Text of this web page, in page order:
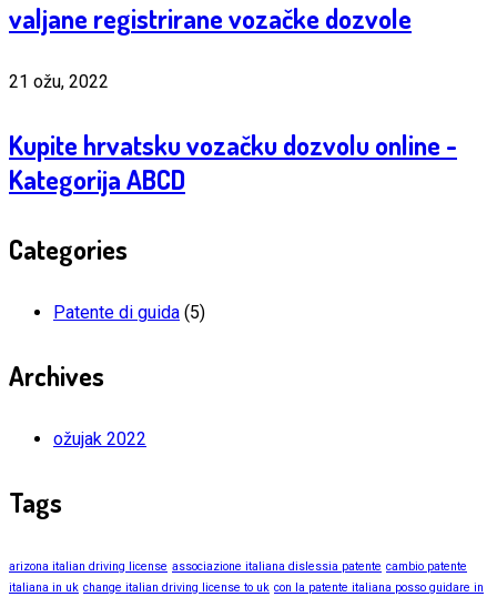
valjane registrirane vozačke dozvole
21 ožu, 2022
Kupite hrvatsku vozačku dozvolu online -
Kategorija ABCD
Categories
Patente di guida (5)
Archives
ožujak 2022
Tags
arizona italian driving license associazione italiana dislessia patente cambio patente
italiana in uk change italian driving license to uk con la patente italiana posso guidare in